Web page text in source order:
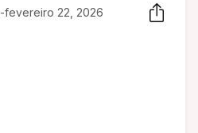
-fevereiro 22, 2026